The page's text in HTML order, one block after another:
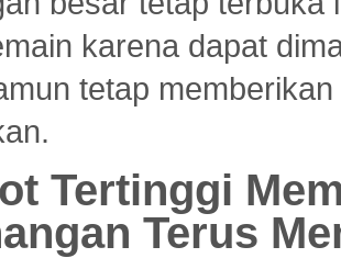
karena dapat
tetap
Tertinggi
Terus